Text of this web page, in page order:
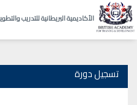
الأكاديمية البريطانية للتدريب
تسجيل دورة